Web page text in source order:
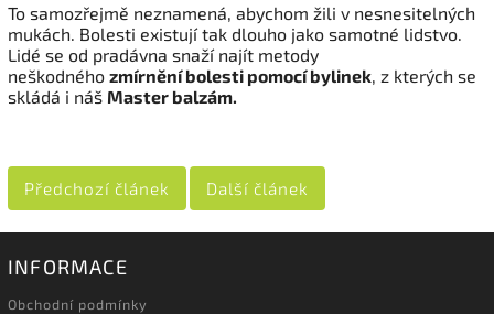
To samozřejmě neznamená, abychom žili v nesnesitelných
mukách. Bolesti existují tak dlouho jako samotné lidstvo.
Lidé se od pradávna snaží najít metody
neškodného zmírnění bolesti pomocí bylinek , z kterých se
skládá i náš Master balzám.
Předchozí článek Další článek
INFORMACE
Obchodní podmínky